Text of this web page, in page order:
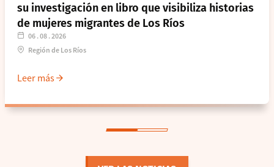
06 . 08 . 2026
Región de Los Ríos
su investigación en libro que visibiliza historias
de mujeres migrantes de Los Ríos
Leer más